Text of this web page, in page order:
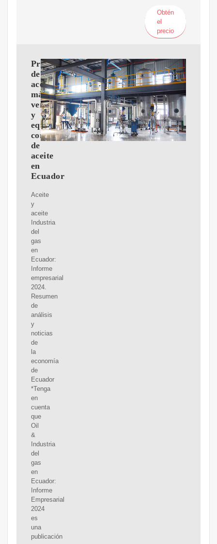
Obtén
el
precio
Prensa
de
aceite
más
vendida
y
equipo
completo/prensa
de
aceite
en
Ecuador
Aceite
y
aceite
Industria
del
gas
en
Ecuador:
Informe
empresarial
2024.
Resumen
de
análisis
y
noticias
de
la
economía
de
Ecuador
*Tenga
en
cuenta
que
Oil
&
Industria
del
gas
en
Ecuador:
Informe
Empresarial
2024
es
una
publicación